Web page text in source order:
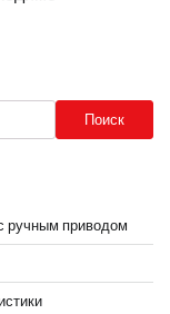
Поиск
ручным приводом